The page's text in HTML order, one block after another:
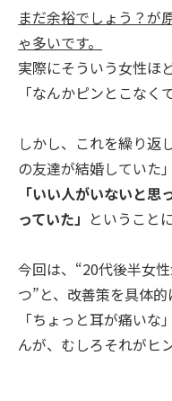
まだ余裕でしょう？が
ゃ多いです。
実際にそういう女性ほ
「なんかピンとこなく
しかし、これを繰り返
の友達が結婚していた」
「いい人がいないと
っていた」 ということ
今回は、“20代後半女
つ”と、改善策を具体的
「ちょっと耳が痛い
んが、むしろそれがヒ